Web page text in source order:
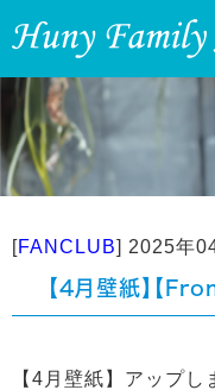
[FANCLUB] 2025年
【4月壁紙】【
【4月壁紙】アップし